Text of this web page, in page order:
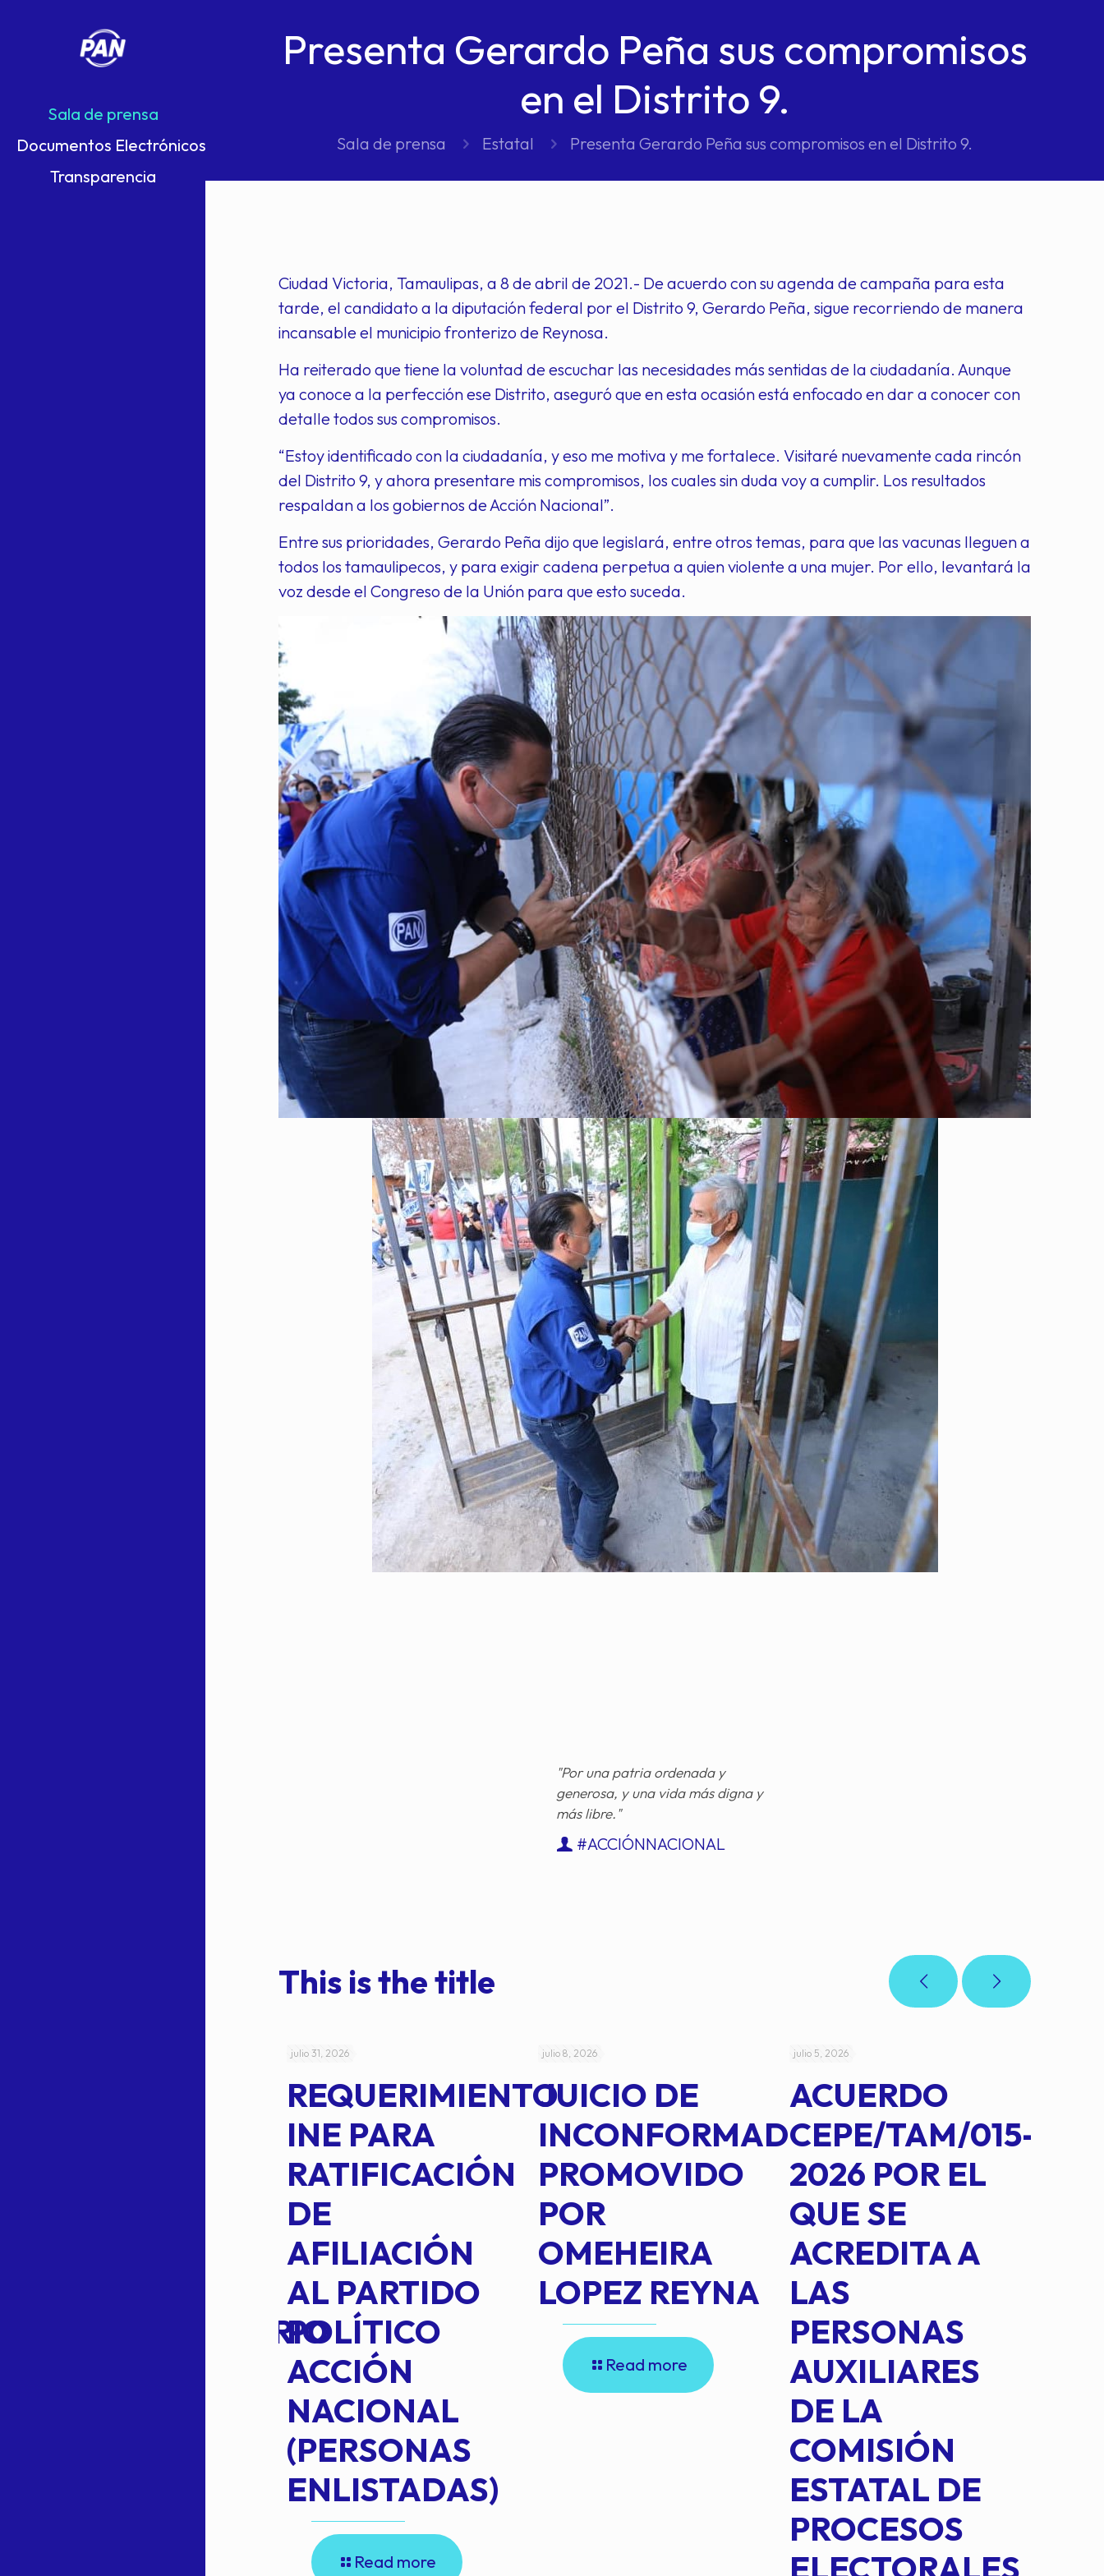
Sala de prensa
Documentos Electrónicos
Transparencia
Presenta Gerardo Peña sus compromisos
en el Distrito 9.
Sala de prensa Estatal Presenta Gerardo Peña sus compromisos en el Distrito 9.
Ciudad Victoria, Tamaulipas, a 8 de abril de 2021.- De acuerdo con su agenda de campaña para esta
tarde, el candidato a la diputación federal por el Distrito 9, Gerardo Peña, sigue recorriendo de manera
incansable el municipio fronterizo de Reynosa.
Ha reiterado que tiene la voluntad de escuchar las necesidades más sentidas de la ciudadanía. Aunque
ya conoce a la perfección ese Distrito, aseguró que en esta ocasión está enfocado en dar a conocer con
detalle todos sus compromisos.
“Estoy identificado con la ciudadanía, y eso me motiva y me fortalece. Visitaré nuevamente cada rincón
del Distrito 9, y ahora presentare mis compromisos, los cuales sin duda voy a cumplir. Los resultados
respaldan a los gobiernos de Acción Nacional”.
Entre sus prioridades, Gerardo Peña dijo que legislará, entre otros temas, para que las vacunas lleguen a
todos los tamaulipecos, y para exigir cadena perpetua a quien violente a una mujer. Por ello, levantará la
voz desde el Congreso de la Unión para que esto suceda.
"Por una patria ordenada y
generosa, y una vida más digna y
más libre."
#ACCIÓNNACIONAL
This is the title
EXTRAORDINARIO
julio 31, 2026
REQUERIMIENTO
INE PARA
RATIFICACIÓN
DE
AFILIACIÓN
AL PARTIDO
POLÍTICO
ACCIÓN
NACIONAL
(PERSONAS
ENLISTADAS)
Read more
julio 8, 2026
JUICIO DE
INCONFORMAD
PROMOVIDO
POR
OMEHEIRA
LOPEZ REYNA
Read more
julio 5, 2026
ACUERDO
CEPE/TAM/015-
2026 POR EL
QUE SE
ACREDITA A
LAS
PERSONAS
AUXILIARES
DE LA
COMISIÓN
ESTATAL DE
PROCESOS
ELECTORALES